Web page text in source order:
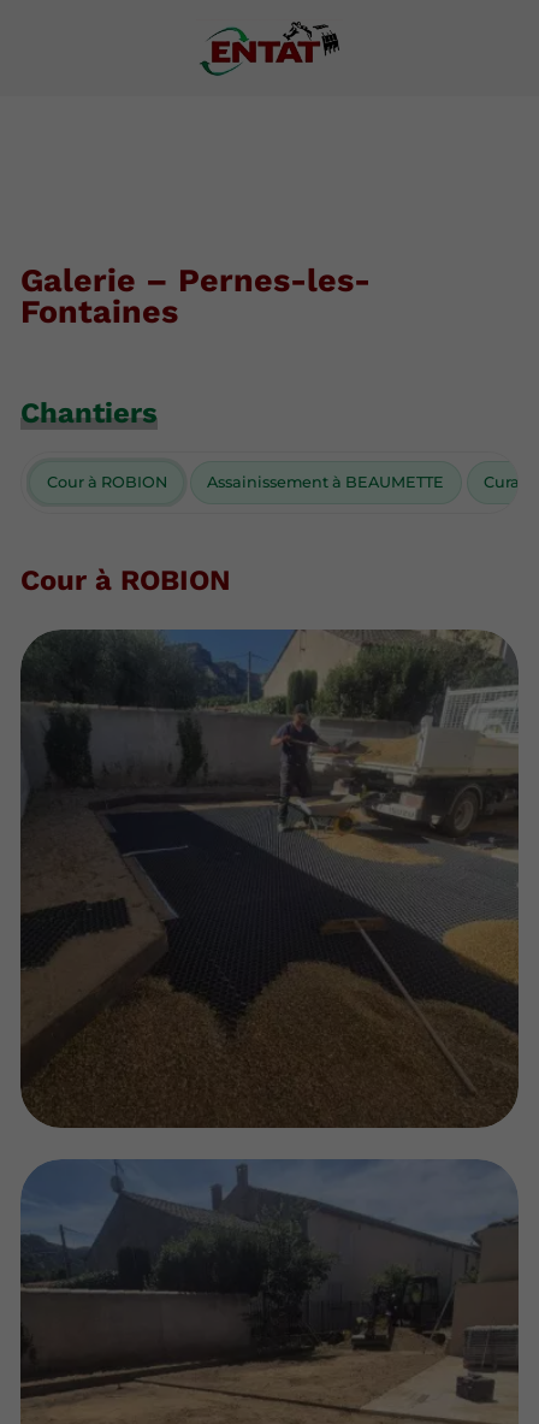
Galerie – Pernes-les-
Fontaines
Chantiers
Cour à ROBION Assainissement à BEAUMETTE
Cour à ROBION